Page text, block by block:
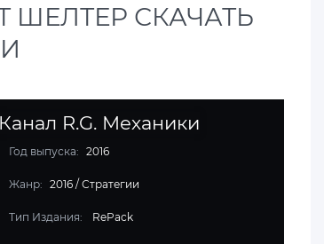
ШЕЛТЕР СКАЧАТЬ
Канал R.G. Механики
Год выпуска: 2016
Жанр: 2016 /Стратегии
Тип Издания: RePack